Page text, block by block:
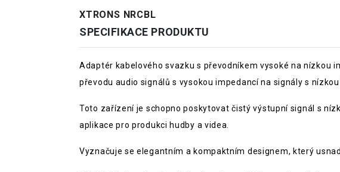
XTRONS NRCBL
SPECIFIKACE PRODUKTU
Adaptér kabelového svazku s převodníkem vysoké na
převodu audio signálů s vysokou impedancí na signály s
Toto zařízení je schopno poskytovat čistý výstupní signál s
aplikace pro produkci hudby a videa.
Vyznačuje se elegantním a kompaktním designem, který